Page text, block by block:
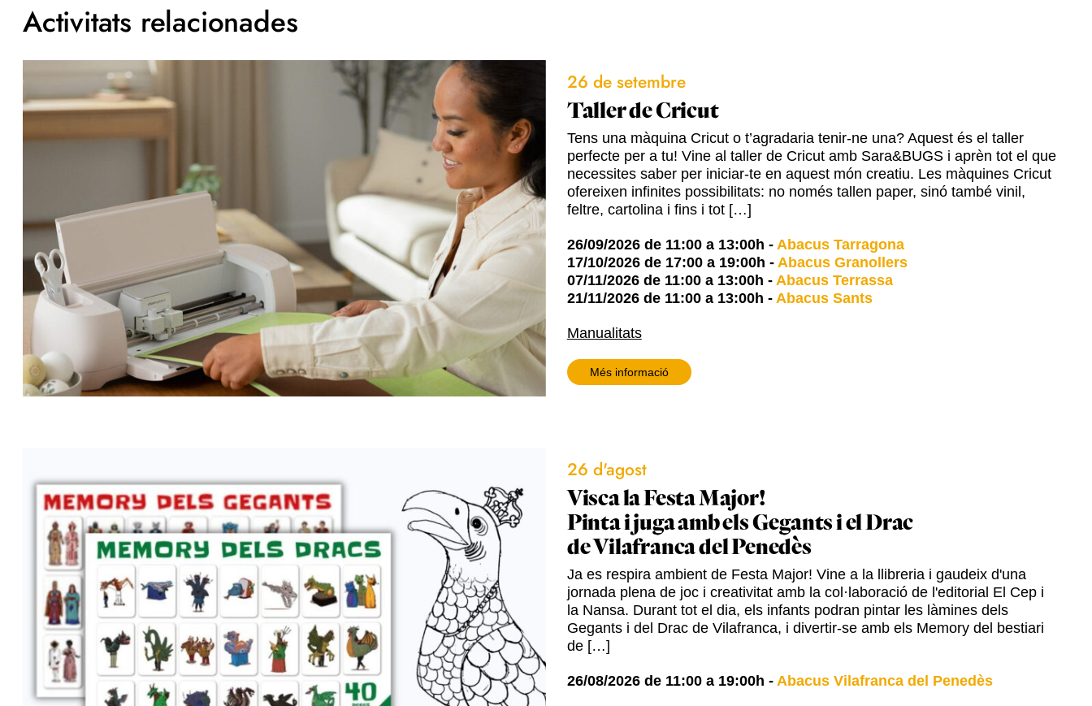
Activitats relacionades
26 de setembre
Taller de Cricut
Tens una màquina Cricut o t’agradaria tenir-ne una? Aquest és el taller
perfecte per a tu! Vine al taller de Cricut amb Sara&BUGS i aprèn tot el que
necessites saber per iniciar-te en aquest món creatiu. Les màquines Cricut
ofereixen infinites possibilitats: no només tallen paper, sinó també vinil,
feltre, cartolina i fins i tot […]
26/09/2026 de 11:00 a 13:00h - Abacus Tarragona
17/10/2026 de 17:00 a 19:00h - Abacus Granollers
07/11/2026 de 11:00 a 13:00h - Abacus Terrassa
21/11/2026 de 11:00 a 13:00h - Abacus Sants
Manualitats
Més informació
26 d'agost
Visca la Festa Major!
Pinta i juga amb els Gegants i el Drac
de Vilafranca del Penedès
Ja es respira ambient de Festa Major! Vine a la llibreria i gaudeix d'una
jornada plena de joc i creativitat amb la col·laboració de l'editorial El Cep i
la Nansa. Durant tot el dia, els infants podran pintar les làmines dels
Gegants i del Drac de Vilafranca, i divertir-se amb els Memory del bestiari
de […]
26/08/2026 de 11:00 a 19:00h - Abacus Vilafranca del Penedès